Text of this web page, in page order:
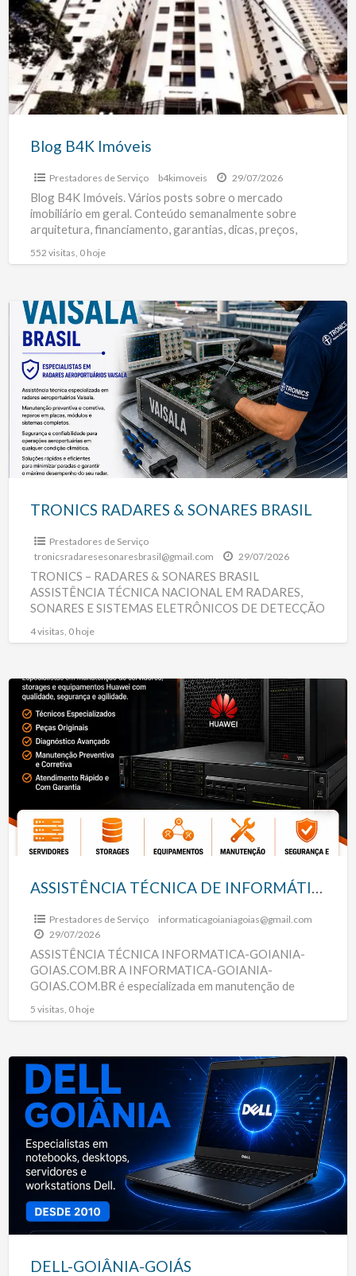
Blog B4K Imóveis
Prestadores de Serviço b4kimoveis 29/07/2026
Blog B4K Imóveis. Vários posts sobre o mercado
imobiliário em geral. Conteúdo semanalmente sobre
arquitetura, financiamento, garantias, dicas, preços,
552 visitas, 0 hoje
TRONICS
RADARES
SONARES
BRASIL
TRONICS RADARES & SONARES BRASIL
Prestadores de Serviço
tronicsradaresesonaresbrasil@gmail.com
29/07/2026
TRONICS – RADARES & SONARES BRASIL
ASSISTÊNCIA TÉCNICA NACIONAL EM RADARES,
SONARES E SISTEMAS ELETRÔNICOS DE DETECÇÃO
4 visitas, 0 hoje
ASSISTÊNCIA
TÉCNICA
DE
INFORMÁTICA
ASSISTÊNCIA TÉCNICA DE INFORMÁTICA
Prestadores de Serviço
informaticagoianiagoias@gmail.com
29/07/2026
ASSISTÊNCIA TÉCNICA INFORMATICA-GOIANIA-
GOIAS.COM.BR A INFORMATICA-GOIANIA-
GOIAS.COM.BR é especializada em manutenção de
computadores Apple, notebooks gamer e projetores
5 visitas, 0 hoje
DELL-
GOIÂNIA-
GOIÁS
DELL-GOIÂNIA-GOIÁS